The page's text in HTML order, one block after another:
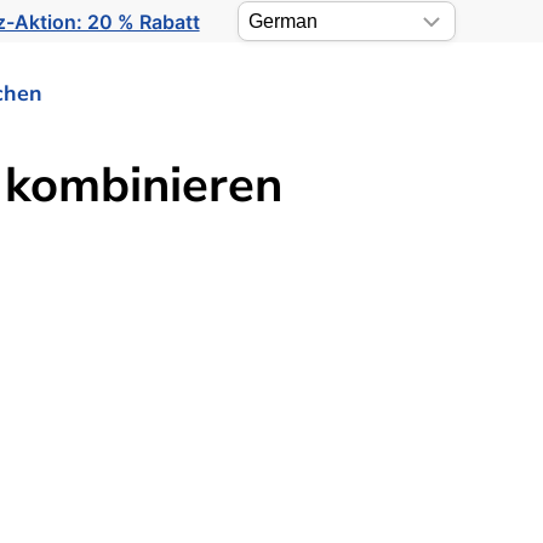
Aktion: 20 % Rabatt